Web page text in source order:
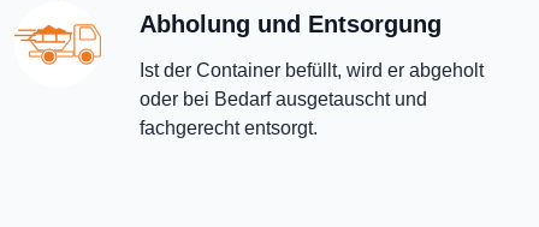
Abholung und Entsorgung
Ist der Container befüllt, wird er abgeholt
oder bei Bedarf ausgetauscht und
fachgerecht entsorgt.